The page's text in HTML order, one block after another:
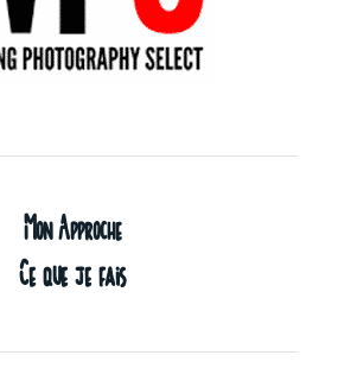
Mon Approche
Ce que je fais